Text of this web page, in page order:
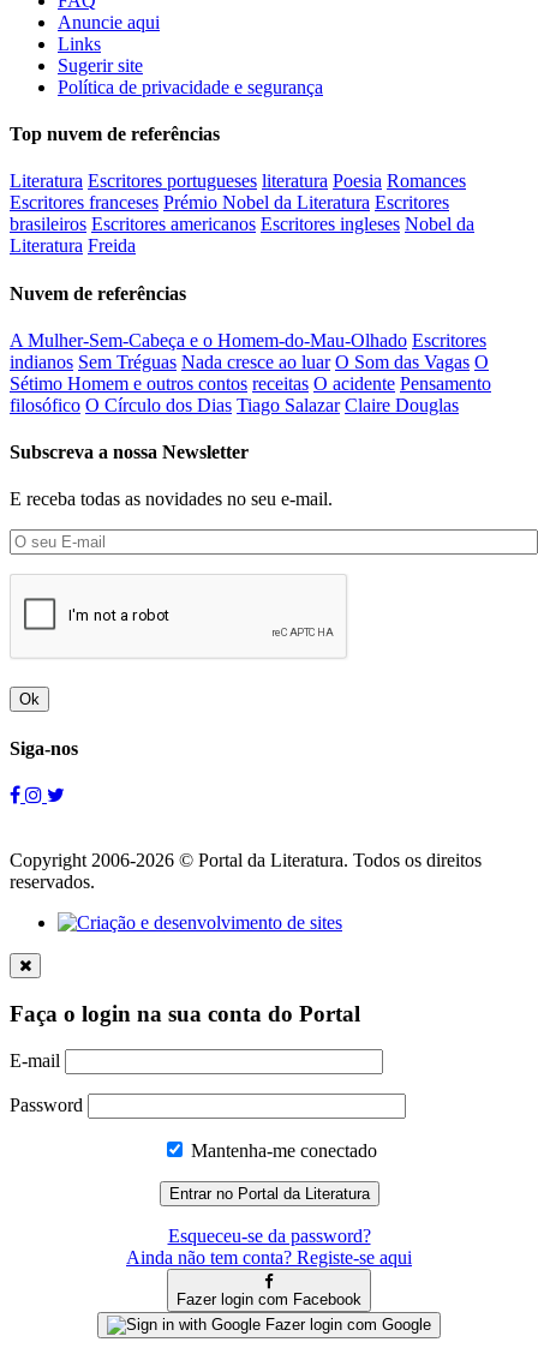
Anuncie aqui
Links
Sugerir site
Política de privacidade e segurança
Top nuvem de referências
Literatura Escritores portugueses literatura Poesia Romances
Escritores franceses Prémio Nobel da Literatura Escritores
brasileiros Escritores americanos Escritores ingleses Nobel da
Literatura Freida
Nuvem de referências
A Mulher-Sem-Cabeça e o Homem-do-Mau-Olhado Escritores
indianos Sem Tréguas Nada cresce ao luar O Som das Vagas O
Sétimo Homem e outros contos receitas O acidente Pensamento
filosófico O Círculo dos Dias Tiago Salazar Claire Douglas
Subscreva a nossa Newsletter
E receba todas as novidades no seu e-mail.
Ok
Siga-nos
Copyright 2006-2026 © Portal da Literatura. Todos os direitos
reservados.
Faça o login na sua conta do Portal
E-mail
Password
Mantenha-me conectado
Esqueceu-se da password?
Ainda não tem conta? Registe-se aqui
Fazer login com Facebook
Fazer login com Google